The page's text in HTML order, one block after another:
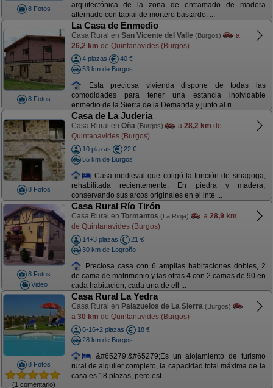
8 Fotos
arquitectónica de la zona de entramado de madera
alternado con tapial de mortero bastardo. ...
8 Fotos
La Casa de Enmedio
Casa Rural en San Vicente del Valle (Burgos)
a
26,2 km de Quintanavides (Burgos)
4 plazas
40 €
53 km de Burgos
Esta preciosa vivienda dispone de todas las
comodidades para tener una estancia inolvidable
enmedio de la Sierra de la Demanda y junto al ri ...
8 Fotos
Casa de La Judería
Casa Rural en Oña (Burgos) a 28,2 km de
Quintanavides (Burgos)
10 plazas
22 €
55 km de Burgos
Casa medieval que coligó la función de sinagoga,
rehabilitada recientemente. En piedra y madera,
conservando sus arcos originales en el inte ...
8 Fotos
Video
Casa Rural Río Tirón
Casa Rural en Tormantos (La Rioja) a 28,9 km
de Quintanavides (Burgos)
14+3 plazas
21 €
30 km de Logroño
Preciosa casa con 6 amplias habitaciones dobles, 2
de cama de matrimonio y las otras 4 con 2 camas de 90 en
cada habitación, cada una de ell ...
8 Fotos
(1 comentario)
Casa Rural La Yedra
Casa Rural en Palazuelos de La Sierra (Burgos)
a 30 km de Quintanavides (Burgos)
6-16+2 plazas
18 €
28 km de Burgos
&#65279;&#65279;Es un alojamiento de turismo
rural de alquiler completo, la capacidad total máxima de la
casa es 18 plazas, pero est ...